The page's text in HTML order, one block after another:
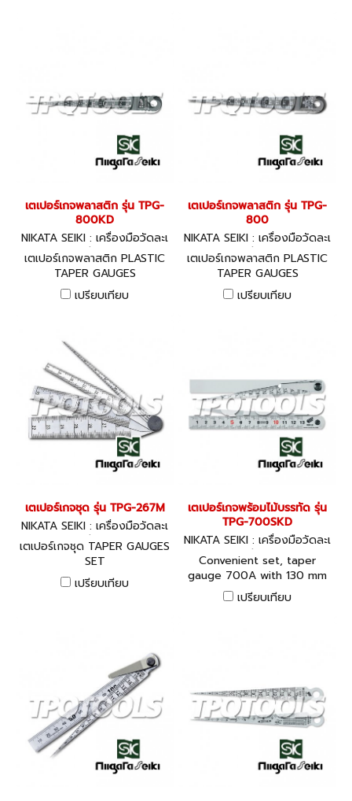
เตเปอร์เกจพลาสติก รุ่น TPG-
800KD
NIKATA SEIKI : เครื่องมือวัดละเ
อียด
เตเปอร์เกจพลาสติก PLASTIC
TAPER GAUGES
เปรียบเทียบ
เตเปอร์เกจพลาสติก รุ่น TPG-
800
NIKATA SEIKI : เครื่องมือวัดละเ
อียด
เตเปอร์เกจพลาสติก PLASTIC
TAPER GAUGES
เปรียบเทียบ
เตเปอร์เกจชุด รุ่น TPG-267M
NIKATA SEIKI : เครื่องมือวัดละเ
อียด
เตเปอร์เกจชุด TAPER GAUGES
SET
เปรียบเทียบ
เตเปอร์เกจพร้อมไม้บรรทัด รุ่น
TPG-700SKD
NIKATA SEIKI : เครื่องมือวัดละเ
อียด
Convenient set, taper
gauge 700A with 130 mm
scale
เปรียบเทียบ